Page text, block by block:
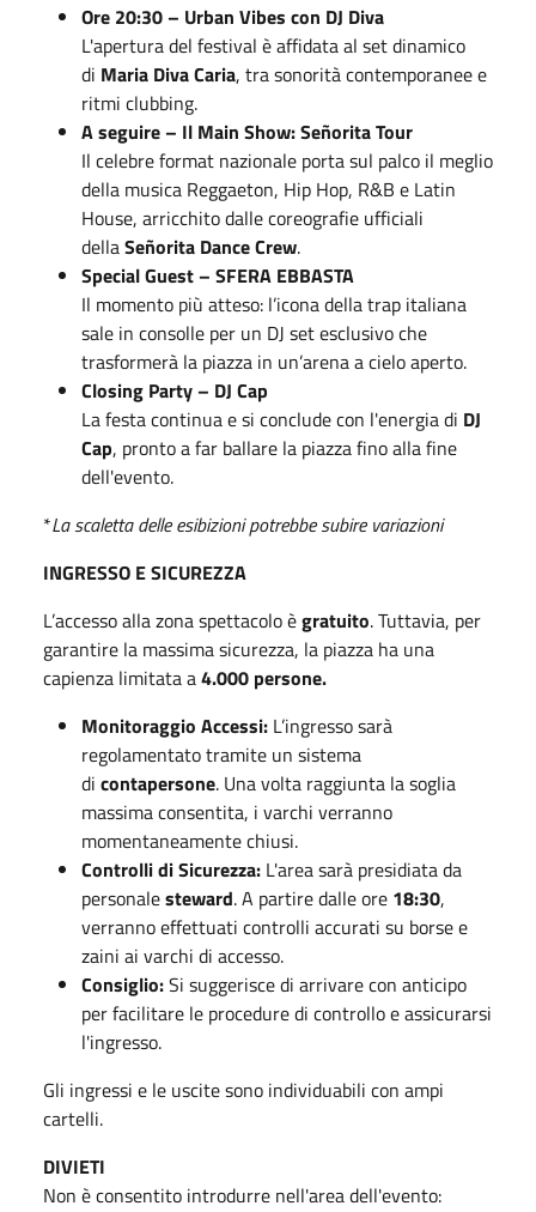
Ore 20:30 – Urban Vibes con DJ Diva
L'apertura del festival è affidata al set dinamico
di Maria Diva Caria, tra sonorità contemporanee e
ritmi clubbing.
A seguire – Il Main Show: Señorita Tour
Il celebre format nazionale porta sul palco il meglio
della musica Reggaeton, Hip Hop, R&B e Latin
House, arricchito dalle coreografie ufficiali
dellaSeñorita Dance Crew.
Special Guest – SFERA EBBASTA
Il momento più atteso: l’icona della trap italiana
sale in consolle per un DJ set esclusivo che
trasformerà la piazza in un’arena a cielo aperto.
Closing Party – DJ Cap
La festa continua e si conclude con l'energia di DJ
Cap, pronto a far ballare la piazza fino alla fine
dell'evento.
*La scaletta delle esibizioni potrebbe subire variazioni
INGRESSO E SICUREZZA
L’accesso alla zona spettacolo ègratuito. Tuttavia, per
garantire la massima sicurezza, la piazza ha una
capienza limitata a4.000 persone.
Monitoraggio Accessi: L’ingresso sarà
regolamentato tramite un sistema
di contapersone. Una volta raggiunta la soglia
massima consentita, i varchi verranno
momentaneamente chiusi.
Controlli di Sicurezza: L'area sarà presidiata da
personalesteward. A partire dalle ore 18:30,
verranno effettuati controlli accurati su borse e
zaini ai varchi di accesso.
Consiglio:Si suggerisce di arrivare con anticipo
per facilitare le procedure di controllo e assicurarsi
l'ingresso.
Gli ingressi e le uscite sono individuabili con ampi
cartelli.
DIVIETI
Non è consentito introdurre nell'area dell'evento: